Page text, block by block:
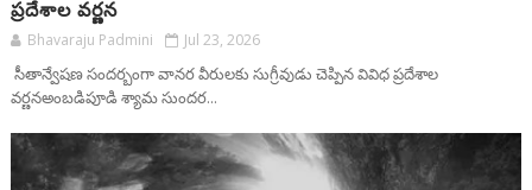
ప్రదేశాల వర్ణన
Bhavaraju Padmini Jul 23, 2026
సీతాన్వేషణ సందర్బంగా వానర వీరులకు సుగ్రీవుడు చెప్పిన వివిధ ప్రదేశాల
వర్ణనఅంబడిపూడి శ్యామ సుందర...